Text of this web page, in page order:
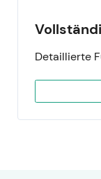
Detaillierte